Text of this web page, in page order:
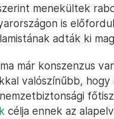
menekültek
is
adták ki
már konszenzus
valószínűbb,
célja ennek az